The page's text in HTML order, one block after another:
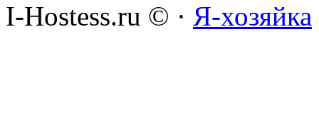
I-Hostess.ru © · Я-хозяйка